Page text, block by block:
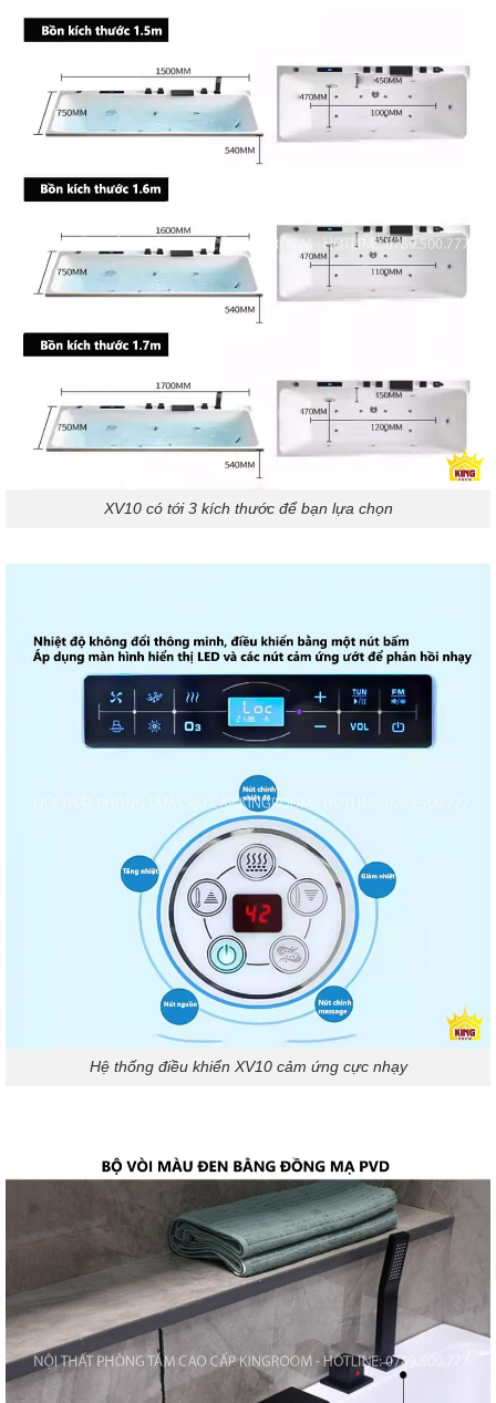
XV10 có tới 3 kích thước để bạn lựa chọn
Hệ thống điều khiển XV10 cảm ứng cực nhạy